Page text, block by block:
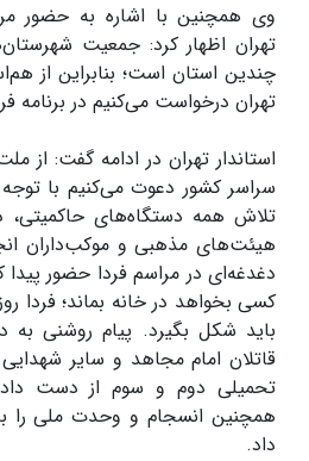
وی همچنین با اشاره به حضور
تهران اظهار کرد: جمعیت
چندین استان است؛ بنابراین از
تهران درخواست می‌کنیم در برنامه
استاندار تهران در ادامه گفت: از
سراسر کشور دعوت می‌کنیم با توجه
تلاش همه دستگاه‌های حاکمیتی،
هیئت‌های مذهبی و موکب‌داران
دغدغه‌ای در مراسم فردا حضور
کسی بخواهد در خانه بماند؛ فردا
باید شکل بگیرد. پیام روشنی به
قاتلان امام مجاهد و سایر
تحمیلی دوم و سوم از دست
همچنین انسجام و وحدت ملی را
داد.